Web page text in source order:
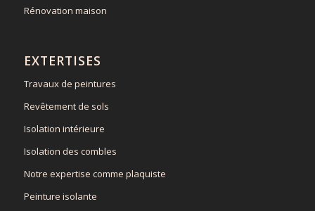
Rénovation maison
EXTERTISES
Travaux de peintures
Revêtement de sols
Isolation intérieure
Isolation des combles
Notre expertise comme plaquiste
Peinture isolante